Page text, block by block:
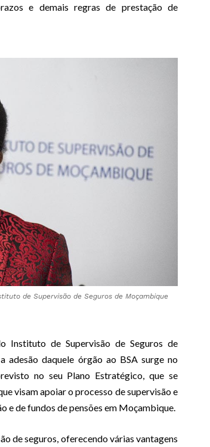
e demais regras de prestação de
de Supervisão de Seguros de Moçambique
Instituto de Supervisão de Seguros de
adesão daquele órgão ao BSA surge no
no seu Plano Estratégico, que se
visam apoiar o processo de supervisão e
e de fundos de pensões em Moçambique.
de seguros, oferecendo várias vantagens